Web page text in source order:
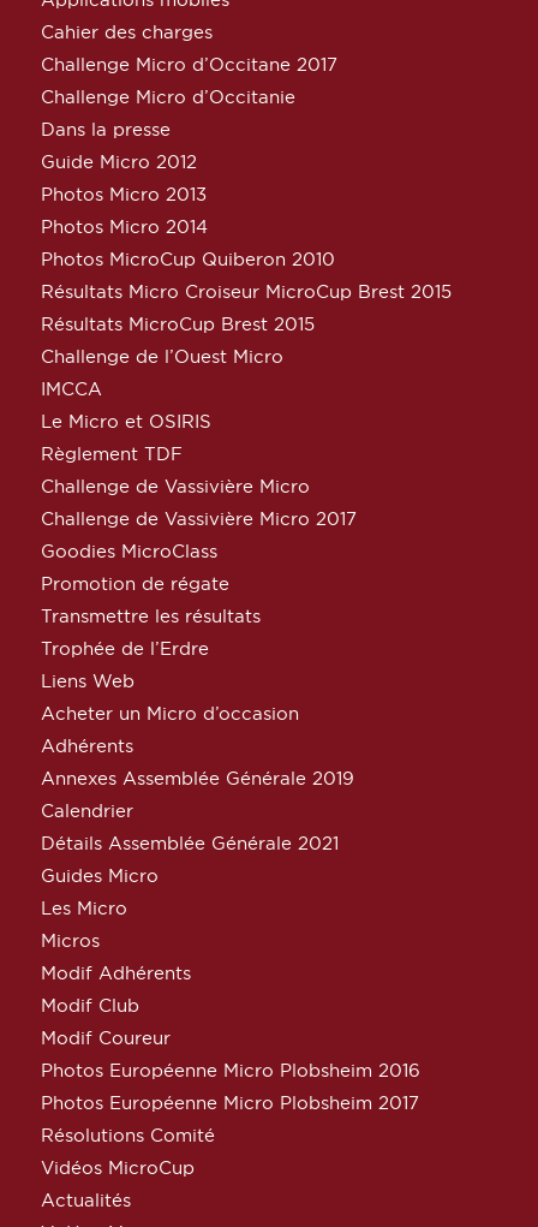
Cahier des charges
Challenge Micro d’Occitane 2017
Challenge Micro d’Occitanie
Dans la presse
Guide Micro 2012
Photos Micro 2013
Photos Micro 2014
Photos MicroCup Quiberon 2010
Résultats Micro Croiseur MicroCup Brest 2015
Résultats MicroCup Brest 2015
Challenge de l’Ouest Micro
IMCCA
Le Micro et OSIRIS
Règlement TDF
Challenge de Vassivière Micro
Challenge de Vassivière Micro 2017
Goodies MicroClass
Promotion de régate
Transmettre les résultats
Trophée de l’Erdre
Liens Web
Acheter un Micro d’occasion
Adhérents
Annexes Assemblée Générale 2019
Calendrier
Détails Assemblée Générale 2021
Guides Micro
Les Micro
Micros
Modif Adhérents
Modif Club
Modif Coureur
Photos Européenne Micro Plobsheim 2016
Photos Européenne Micro Plobsheim 2017
Résolutions Comité
Vidéos MicroCup
Actualités